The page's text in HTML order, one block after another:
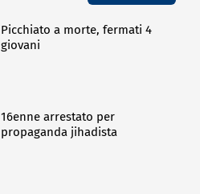
Picchiato a morte, fermati 4
giovani
16enne arrestato per
propaganda jihadista